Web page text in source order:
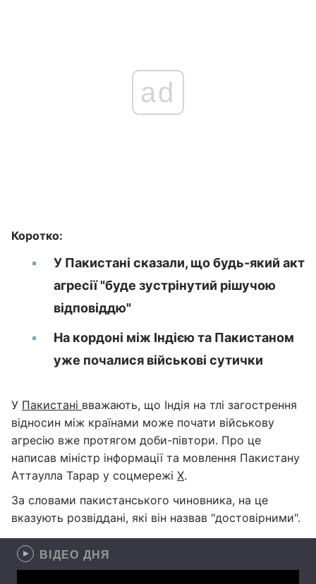
ad
Коротко:
У Пакистані сказали, що будь-який акт
агресії "буде зустрінутий рішучою
відповіддю"
На кордоні між Індією та Пакистаном
уже почалися військові сутички
У Пакистані вважають, що Індія на тлі загострення
відносин між країнами може почати військову
агресію вже протягом доби-півтори. Про це
написав міністр інформації та мовлення Пакистану
Аттаулла Тарар у соцмережі X.
За словами пакистанського чиновника, на це
вказують розвіддані, які він назвав "достовірними".
ВІДЕО ДНЯ